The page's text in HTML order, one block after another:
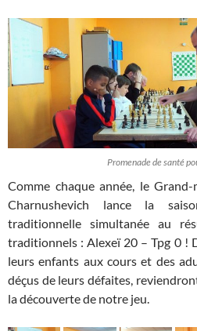
Promenade de santé
Comme chaque année, le
Charnushevich lance la
traditionnelle simultanée au
traditionnels : Alexeï 20 – Tpg 0 !
leurs enfants aux cours et des
déçus de leurs défaites,
la découverte de notre jeu.